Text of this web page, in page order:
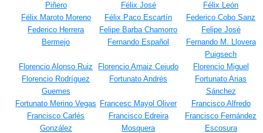
Piñero
Félix José
Félix León
Félix Maroto Moreno
Félix Paco Escartín
Federico Cobo Sanz
Federico Herrera
Bermejo
Felipe Barba Chamorro
Felipe José
Fernando Español
Fernando M. Llovera
Puigsech
Florencio Alonso Ruiz
Florencio Arnaiz Cejudo
Florencio Miguel
Florencio Rodríguez
Guemes
Fortunato Andrés
Fortunato Arias
Sánchez
Fortunato Merino Vegas Francesc Mayol Oliver
Francisco Alfredo
Francisco Carlés
González
Francisco Edreira
Mosquera
Francisco Fernández
Escosura